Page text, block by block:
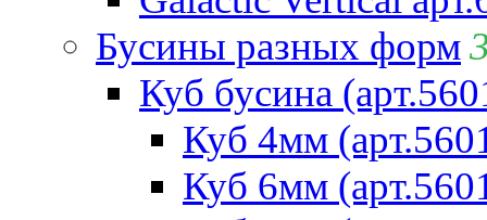
Бусины разных форм
Куб бусина
Куб 4мм
Куб 6мм